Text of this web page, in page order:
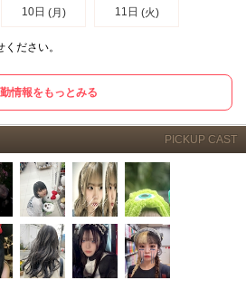
10日 (月) 11日 (火)
ださい。
情報をもっとみる
PICKUP CAST